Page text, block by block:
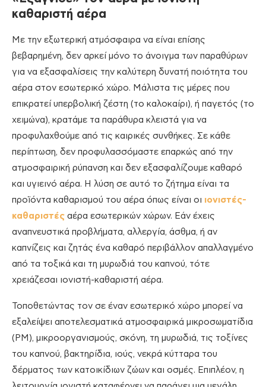
καθαριστή αέρα
Με την εξωτερική ατμόσφαιρα να είναι επίσης
βεβαρημένη, δεν αρκεί μόνο το άνοιγμα των παραθύρων
για να εξασφαλίσεις την καλύτερη δυνατή ποιότητα του
αέρα στον εσωτερικό χώρο. Μάλιστα τις μέρες που
επικρατεί υπερβολική ζέστη (το καλοκαίρι), ή παγετός (το
χειμώνα), κρατάμε τα παράθυρα κλειστά για να
προφυλαχθούμε από τις καιρικές συνθήκες. Σε κάθε
περίπτωση, δεν προφυλασσόμαστε επαρκώς από την
ατμοσφαιρική ρύπανση και δεν εξασφαλίζουμε καθαρό
και υγιεινό αέρα. Η λύση σε αυτό το ζήτημα είναι τα
προϊόντα καθαρισμού του αέρα όπως είναι οι ιονιστές-
καθαριστές αέρα εσωτερικών χώρων. Εάν έχεις
αναπνευστικά προβλήματα, αλλεργία, άσθμα, ή αν
καπνίζεις και ζητάς ένα καθαρό περιβάλλον απαλλαγμένο
από τα τοξικά και τη μυρωδιά του καπνού, τότε
χρειάζεσαι ιονιστή-καθαριστή αέρα.
Τοποθετώντας τον σε έναν εσωτερικό χώρο μπορεί να
εξαλείψει αποτελεσματικά ατμοσφαιρικά μικροσωματίδια
(PM), μικροοργανισμούς, σκόνη, τη μυρωδιά, τις τοξίνες
του καπνού, βακτηρίδια, ιούς, νεκρά κύτταρα του
δέρματος των κατοικίδιων ζώων και οσμές. Επιπλέον, η